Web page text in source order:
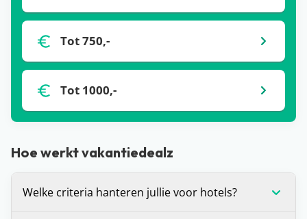
Tot 750,-
Tot 1000,-
Hoe werkt vakantiedealz
Welke criteria hanteren jullie voor hotels?